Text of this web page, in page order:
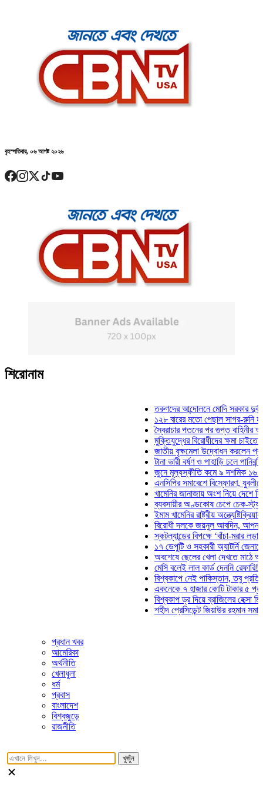
বৃহস্পতিবার, ০৬ আগষ্ট ২০২৬
শিরোনাম
তরুণদের আন্দোলনে মোদি সরকার দুর্বল হয়েছে:
১২৮ বারের মতো পেছাল সাগর-রুনি হত্যা
স্বৈরাচার পতনের পর গুপ্ত বাহিনীর আত্মপ্রকাশ:
মুক্তিযুদ্ধের বিরোধীদের ক্ষমা চাইতে হবে:
জাতীয় বৃক্ষমেলা উদ্বোধন করলেন প্রধানমন্ত্রী
টানা ভারী বর্ষণ ও পাহাড়ি ঢলে পানিবন্দি
জুনে মূল্যস্ফীতি কমে ৯ দশমিক ১৬ শতাংশ
এনসিপির সমাবেশে বিস্ফোরণ, যুবলীগের দুই
খামেনির জানাজায় অংশ নিয়ে দেশে ফিরলেন
ব্যবসায়ীর অণ্ডকোষ চেপে চেক-স্ট্যাম্পে
ইমাম খামেনির রাষ্ট্রীয় অন্ত্যেষ্টিক্রিয়ায়
বিরোধী দলকে জয়নুল আবদিন, আপনারা ৭১
স্কটল্যান্ডের বিপক্ষে ‘বাঁচা-মরার লড়াইয়ে’ মাঠে
১৭ ডেপুটি ও সহকারী অ্যাটর্নি জেনারেলের
অবশেষে ছেলের খেলা দেখতে মাঠে আসছেন
মেসি বলেই লাল কার্ড দেননি রেফারি! ফাউল
বিশ্বকাপে নেই পাকিস্তান, তবু প্রতিটি গোলে
একনেকে ৭ হাজার কোটি টাকার ৫ প্রকল্পের
বিশ্বকাপ ড্র দিয়ে ব্রাজিলের হেক্সা মিশন শুরু
শহীদ প্রেসিডেন্ট জিয়াউর রহমান সমাধিতে
প্রধান খবর
আমেরিকা
অর্থনীতি
খেলাধুলা
ধর্ম
প্রবাস
বাংলাদেশ
বিশ্বজুড়ে
রাজনীতি
খুজুঁন